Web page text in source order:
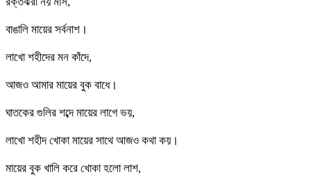
বাঙালি মায়ের সর্বনাশ।
লাখো শহীদের মন কাঁদে,
আজও আমার মায়ের বুক বাধে।
ঘাতকের গুলির শব্দে মায়ের লাগে ভয়,
লাখো শহীদ খোকা মায়ের সাথে আজও কথা কয়।
মায়ের বুক খালি করে খোকা হলো লাশ,